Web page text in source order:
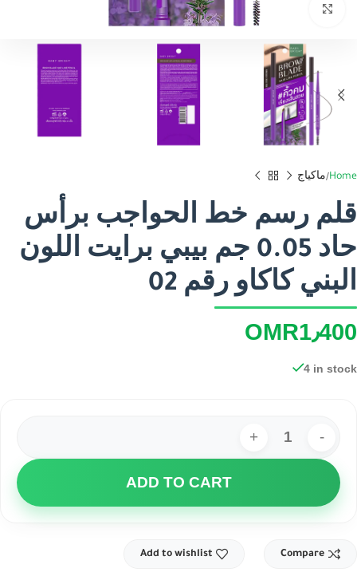
Click to enlarge
Home ماكياج
قلم رسم خط الحواجب برأس
حاد 0.05 جم بيبي برايت اللون
البني كاكاو رقم 02
OMR 1٫400
4 in stock
ADD TO CART
Compare
Add to wishlist